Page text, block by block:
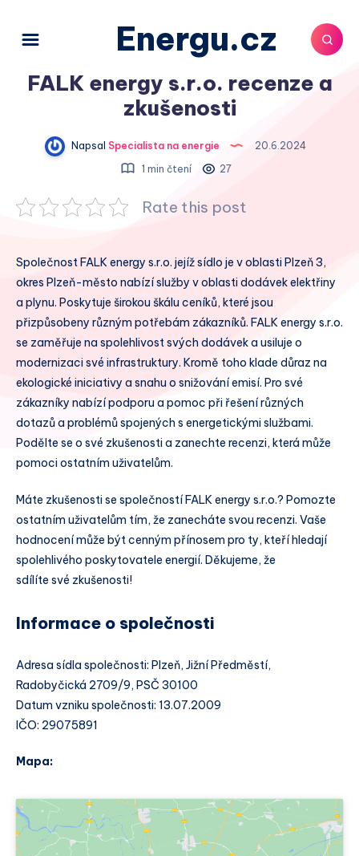
Energu.cz
FALK energy s.r.o. recenze a
zkušenosti
Napsal Specialista na energie
20.6.2024
1 min čtení
27
Rate this post
Společnost FALK energy s.r.o. jejíž sídlo je v oblasti Plzeň 3,
okres Plzeň-město nabízí služby v oblasti dodávek elektřiny
a plynu. Poskytuje širokou škálu ceníků, které jsou
přizpůsobeny různým potřebám zákazníků. FALK energy s.r.o.
se zaměřuje na spolehlivost svých dodávek a usiluje o
modernizaci své infrastruktury. Kromě toho klade důraz na
ekologické iniciativy a snahu o snižování emisí. Pro své
zákazníky nabízí podporu a pomoc při řešení různých
dotazů a problémů spojených s energetickými službami.
Podělte se o své zkušenosti a zanechte recenzi, která může
pomoci ostatním uživatelům.
Máte zkušenosti se společností FALK energy s.r.o.? Pomozte
ostatním uživatelům tím, že zanecháte svou recenzi. Vaše
hodnocení může být cenným přínosem pro ty, kteří hledají
spolehlivého poskytovatele energií. Děkujeme, že
sdílíte své zkušenosti!
Informace o společnosti
Adresa sídla společnosti: Plzeň, Jižní Předměstí,
Radobyčická 2709/9, PSČ 30100
Datum vzniku společnosti: 13.07.2009
IČO: 29075891
Mapa: